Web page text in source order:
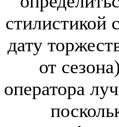
стилистикой
дату
от
оператора